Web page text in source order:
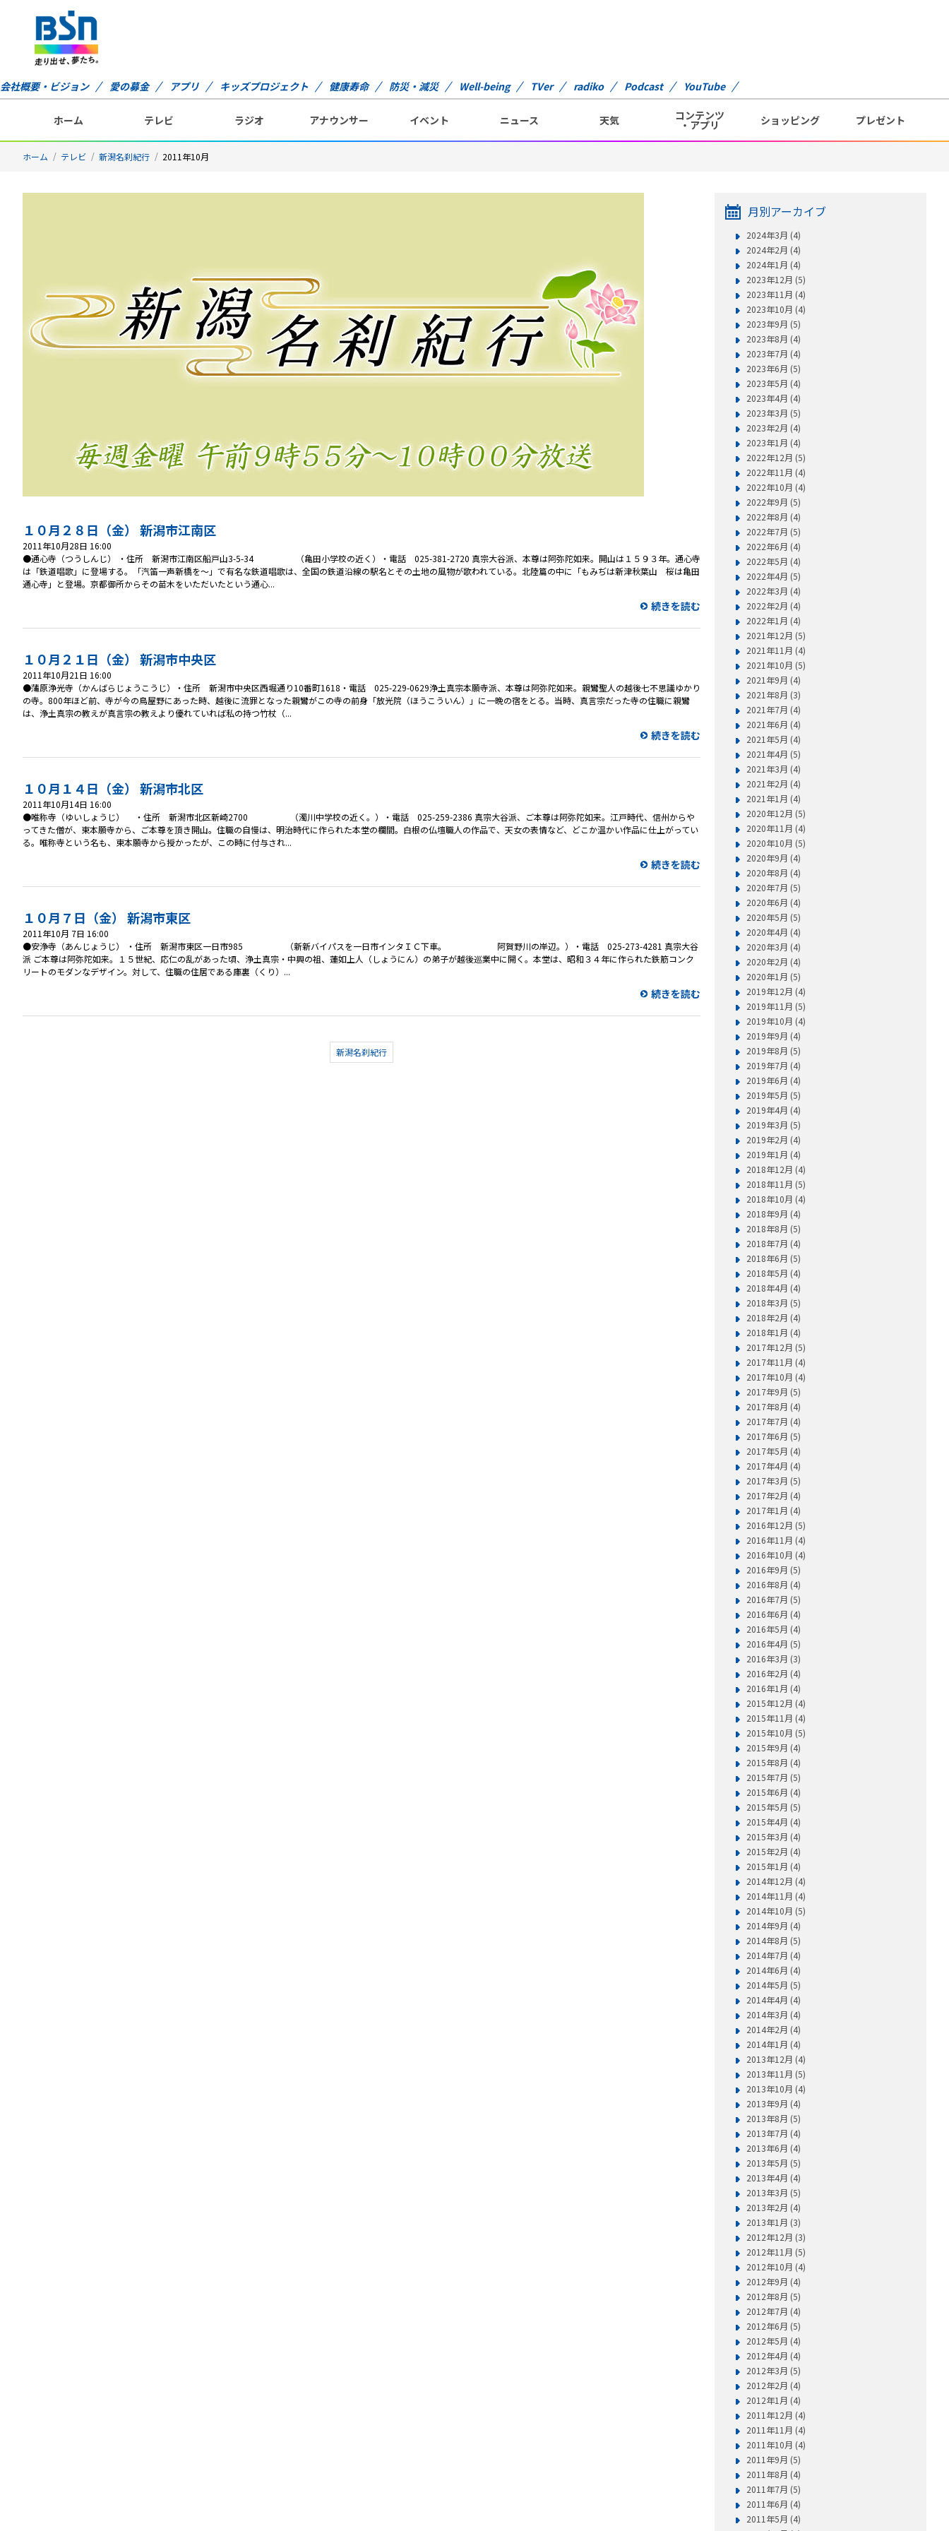
会社概要・ビジョン 愛の募金 アプリ キッズプロジェクト 健康寿命 防災・減災 Well-being TVer radiko Podcast YouTube
ホーム テレビ ラジオ アナウンサー イベント ニュース 天気 コンテンツ
・アプリ ショッピング プレゼント
ホーム テレビ 新潟名刹紀行 2011年10月
１０月２８日（金） 新潟市江南区
2011年10月28日 16:00
●通心寺（つうしんじ） ・住所 新潟市江南区船戸山3-5-34 （亀田小学校の近く）・電話 025-381-2720 真宗大谷派、本尊は阿弥陀如来。開山は１５９３年。通心寺
は「鉄道唱歌」に登場する。「汽笛一声新橋を～」で有名な鉄道唱歌は、全国の鉄道沿線の駅名とその土地の風物が歌われている。北陸篇の中に「もみぢは新津秋葉山 桜は亀田
通心寺」と登場。京都御所からその苗木をいただいたという通心...
続きを読む
１０月２１日（金） 新潟市中央区
2011年10月21日 16:00
●蒲原浄光寺（かんばらじょうこうじ）・住所 新潟市中央区西堀通り10番町1618・電話 025-229-0629浄土真宗本願寺派、本尊は阿弥陀如来。親鸞聖人の越後七不思議ゆかり
の寺。800年ほど前、寺が今の鳥屋野にあった時、越後に流罪となった親鸞がこの寺の前身「放光院（ほうこういん）」に一晩の宿をとる。当時、真言宗だった寺の住職に親鸞
は、浄土真宗の教えが真言宗の教えより優れていれば私の持つ竹杖（...
続きを読む
１０月１４日（金） 新潟市北区
2011年10月14日 16:00
●唯称寺（ゆいしょうじ） ・住所 新潟市北区新崎2700 （濁川中学校の近く。）・電話 025-259-2386 真宗大谷派、ご本尊は阿弥陀如来。江戸時代、信州からや
ってきた僧が、東本願寺から、ご本尊を頂き開山。住職の自慢は、明治時代に作られた本堂の欄間。白根の仏壇職人の作品で、天女の表情など、どこか温かい作品に仕上がってい
る。唯称寺という名も、東本願寺から授かったが、この時に付与され...
続きを読む
１０月７日（金） 新潟市東区
2011年10月 7日 16:00
●安浄寺（あんじょうじ） ・住所 新潟市東区一日市985 （新新バイパスを一日市インタＩＣ下車。 阿賀野川の岸辺。）・電話 025-273-4281 真宗大谷
派 ご本尊は阿弥陀如来。１５世紀、応仁の乱があった頃、浄土真宗・中興の祖、蓮如上人（しょうにん）の弟子が越後巡業中に開く。本堂は、昭和３４年に作られた鉄筋コンク
リートのモダンなデザイン。対して、住職の住居である庫裏（くり）...
続きを読む
新潟名刹紀行
月別アーカイブ
2024年3月 (4)
2024年2月 (4)
2024年1月 (4)
2023年12月 (5)
2023年11月 (4)
2023年10月 (4)
2023年9月 (5)
2023年8月 (4)
2023年7月 (4)
2023年6月 (5)
2023年5月 (4)
2023年4月 (4)
2023年3月 (5)
2023年2月 (4)
2023年1月 (4)
2022年12月 (5)
2022年11月 (4)
2022年10月 (4)
2022年9月 (5)
2022年8月 (4)
2022年7月 (5)
2022年6月 (4)
2022年5月 (4)
2022年4月 (5)
2022年3月 (4)
2022年2月 (4)
2022年1月 (4)
2021年12月 (5)
2021年11月 (4)
2021年10月 (5)
2021年9月 (4)
2021年8月 (3)
2021年7月 (4)
2021年6月 (4)
2021年5月 (4)
2021年4月 (5)
2021年3月 (4)
2021年2月 (4)
2021年1月 (4)
2020年12月 (5)
2020年11月 (4)
2020年10月 (5)
2020年9月 (4)
2020年8月 (4)
2020年7月 (5)
2020年6月 (4)
2020年5月 (5)
2020年4月 (4)
2020年3月 (4)
2020年2月 (4)
2020年1月 (5)
2019年12月 (4)
2019年11月 (5)
2019年10月 (4)
2019年9月 (4)
2019年8月 (5)
2019年7月 (4)
2019年6月 (4)
2019年5月 (5)
2019年4月 (4)
2019年3月 (5)
2019年2月 (4)
2019年1月 (4)
2018年12月 (4)
2018年11月 (5)
2018年10月 (4)
2018年9月 (4)
2018年8月 (5)
2018年7月 (4)
2018年6月 (5)
2018年5月 (4)
2018年4月 (4)
2018年3月 (5)
2018年2月 (4)
2018年1月 (4)
2017年12月 (5)
2017年11月 (4)
2017年10月 (4)
2017年9月 (5)
2017年8月 (4)
2017年7月 (4)
2017年6月 (5)
2017年5月 (4)
2017年4月 (4)
2017年3月 (5)
2017年2月 (4)
2017年1月 (4)
2016年12月 (5)
2016年11月 (4)
2016年10月 (4)
2016年9月 (5)
2016年8月 (4)
2016年7月 (5)
2016年6月 (4)
2016年5月 (4)
2016年4月 (5)
2016年3月 (3)
2016年2月 (4)
2016年1月 (4)
2015年12月 (4)
2015年11月 (4)
2015年10月 (5)
2015年9月 (4)
2015年8月 (4)
2015年7月 (5)
2015年6月 (4)
2015年5月 (5)
2015年4月 (4)
2015年3月 (4)
2015年2月 (4)
2015年1月 (4)
2014年12月 (4)
2014年11月 (4)
2014年10月 (5)
2014年9月 (4)
2014年8月 (5)
2014年7月 (4)
2014年6月 (4)
2014年5月 (5)
2014年4月 (4)
2014年3月 (4)
2014年2月 (4)
2014年1月 (4)
2013年12月 (4)
2013年11月 (5)
2013年10月 (4)
2013年9月 (4)
2013年8月 (5)
2013年7月 (4)
2013年6月 (4)
2013年5月 (5)
2013年4月 (4)
2013年3月 (5)
2013年2月 (4)
2013年1月 (3)
2012年12月 (3)
2012年11月 (5)
2012年10月 (4)
2012年9月 (4)
2012年8月 (5)
2012年7月 (4)
2012年6月 (5)
2012年5月 (4)
2012年4月 (4)
2012年3月 (5)
2012年2月 (4)
2012年1月 (4)
2011年12月 (4)
2011年11月 (4)
2011年10月 (4)
2011年9月 (5)
2011年8月 (4)
2011年7月 (5)
2011年6月 (4)
2011年5月 (4)